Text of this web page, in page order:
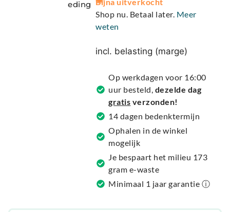
eding l
t
r
t
v
e
:
Bijna uitverkocht
Shop nu. Betaal later. Meer
weten
incl. belasting (marge)
Op werkdagen voor 16:00
uur besteld, dezelde dag
gratis verzonden!
14 dagen bedenktermijn
Ophalen in de winkel
mogelijk
Je bespaart het milieu 173
gram e-waste
Minimaal 1 jaar garantie ⓘ